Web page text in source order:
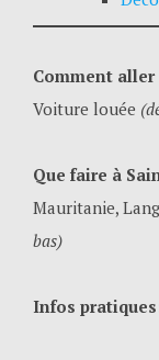
Comment
Voiture louée
Que faire à
Mauritanie,
bas)
Infos